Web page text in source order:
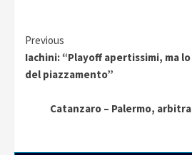
Continue
Reading
Previous
Iachini: “Playoff apertissimi, ma
del piazzamento”
Catanzaro – Palermo,